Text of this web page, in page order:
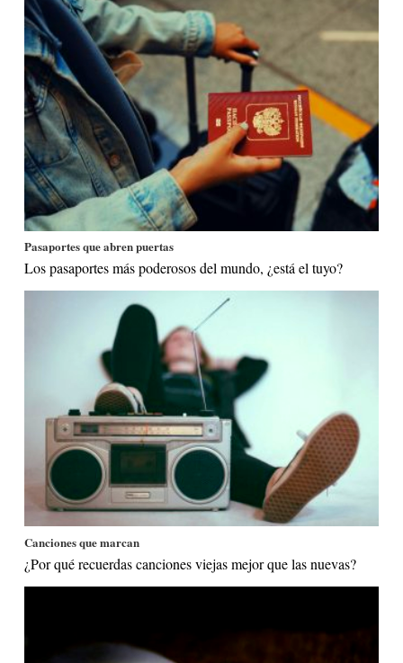
Pasaportes que abren puertas
Los pasaportes más poderosos del mundo, ¿está el tuyo?
Canciones que marcan
¿Por qué recuerdas canciones viejas mejor que las nuevas?